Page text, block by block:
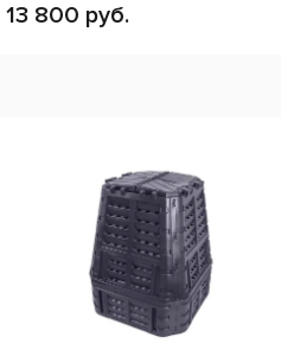
13 800 руб.